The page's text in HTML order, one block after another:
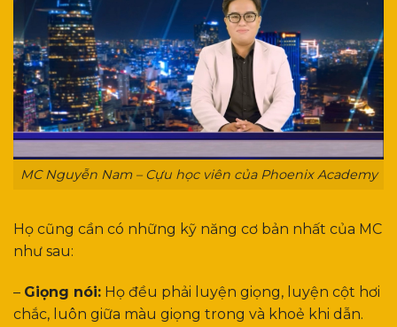
MC Nguyễn Nam – Cựu học viên của Phoenix Academy
Họ cũng cần có những kỹ năng cơ bản nhất của MC
như sau:
– Giọng nói: Họ đều phải luyện giọng, luyện cột hơi
chắc, luôn giữa màu giọng trong và khoẻ khi dẫn.